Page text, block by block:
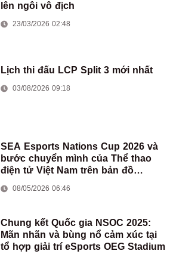
lên ngôi vô địch
23/03/2026 02:48
Lịch thi đấu LCP Split 3 mới nhất
03/08/2026 09:18
SEA Esports Nations Cup 2026 và
bước chuyển mình của Thể thao
điện tử Việt Nam trên bản đồ
08/05/2026 06:46
Chung kết Quốc gia NSOC 2025:
Mãn nhãn và bùng nổ cảm xúc tại
tổ hợp giải trí eSports OEG Stadium